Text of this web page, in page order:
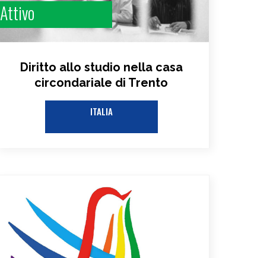
Attivo
Diritto allo studio nella casa
circondariale di Trento
ITALIA